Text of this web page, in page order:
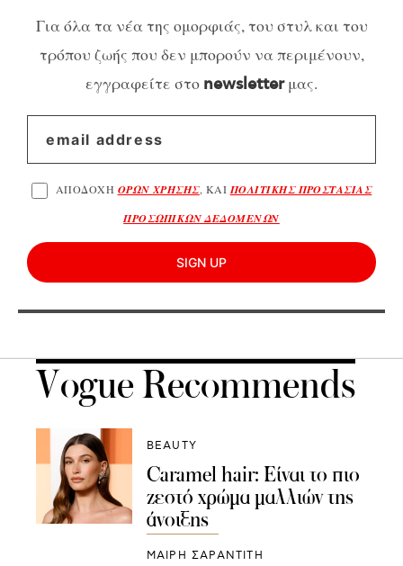
Για όλα τα νέα της ομορφιάς, του στυλ και του
τρόπου ζωής που δεν μπορούν να περιμένουν,
εγγραφείτε στο newsletterμας.
ΑΠΟΔΟΧΗ ΟΡΩΝ ΧΡΗΣΗΣ, ΚΑΙ ΠΟΛΙΤΙΚΗΣ ΠΡΟΣΤΑΣΙΑΣ
ΠΡΟΣΩΠΙΚΩΝ ΔΕΔΟΜΕΝΩΝ
SIGN UP
Vogue Recommends
BEAUTY
Caramel hair: Είναι το πιο
ζεστό χρώμα μαλλιών της
άνοιξης
ΜΑΊΡΗ ΣΑΡΑΝΤΊΤΗ